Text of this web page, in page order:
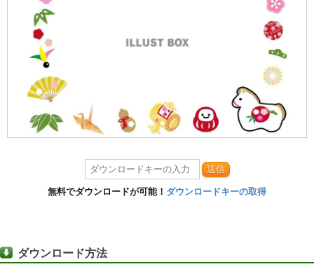
送信
無料でダウンロードが可能！ ダウンロードキーの取得
ダウンロード方法